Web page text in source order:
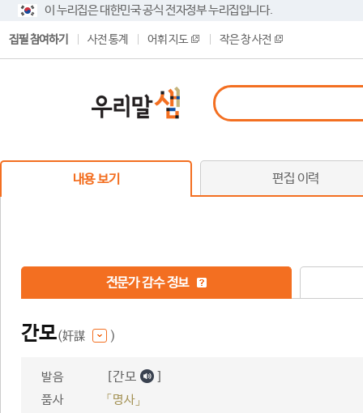
이 누리집은 대한민국 공식 전자정부 누리집입니다.
집필 참여하기 사전 통계 어휘 지도 작은 창 사전
내용 보기 편집 이력
전문가 감수 정보
간모(奸謀 )
발음 [간모 ]
품사 「명사」